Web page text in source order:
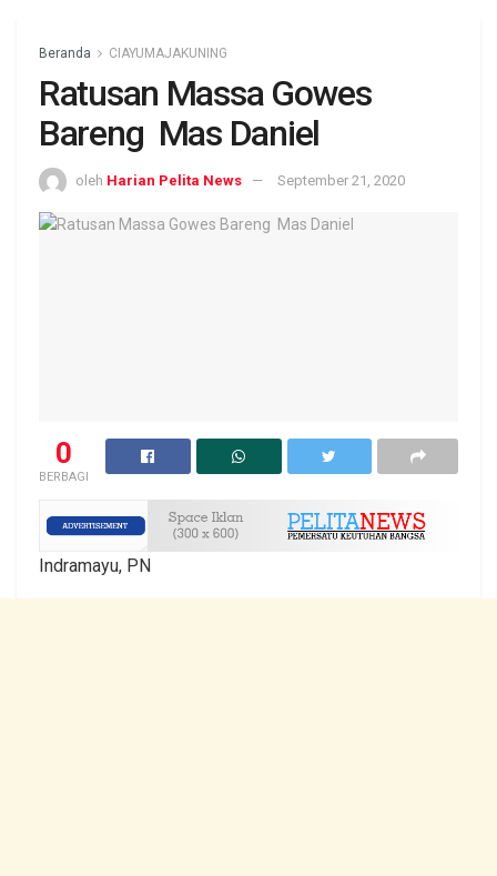
Beranda CIAYUMAJAKUNING
Ratusan Massa Gowes
Bareng Mas Daniel
oleh Harian Pelita News September 21, 2020
0
BERBAGI
Indramayu, PN